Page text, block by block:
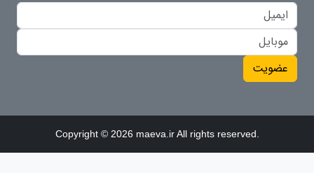
عضویت
Copyright © 2026 maeva.ir All rights reserved.